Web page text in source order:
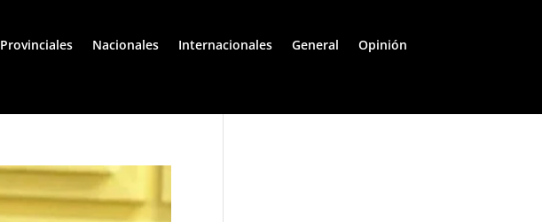
Provinciales Nacionales Internacionales General Opinión